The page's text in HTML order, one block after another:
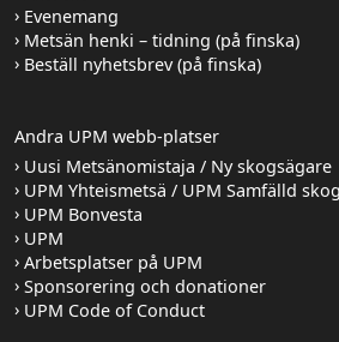
Evenemang
Metsän henki – tidning (på finska)
Beställ nyhetsbrev (på finska)
Andra UPM webb-platser
Uusi Metsänomistaja / Ny skogsägare
UPM Yhteismetsä / UPM Samfälld skog
UPM Bonvesta
UPM
Arbetsplatser på UPM
Sponsorering och donationer
UPM Code of Conduct